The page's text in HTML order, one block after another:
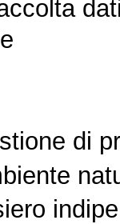
di